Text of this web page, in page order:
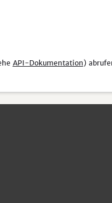
API-Dokumentation)